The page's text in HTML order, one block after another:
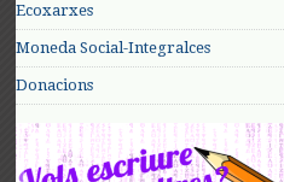
Ecoxarxes
Moneda Social-Integralces
Donacions